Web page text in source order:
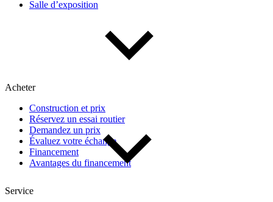
Compactes & berlines
Année
De 2000 à 2027
Prix
Salle d’exposition
Acheter
Construction et prix
Réservez un essai routier
Demandez un prix
Évaluez votre échange
Financement
Avantages du financement
Service